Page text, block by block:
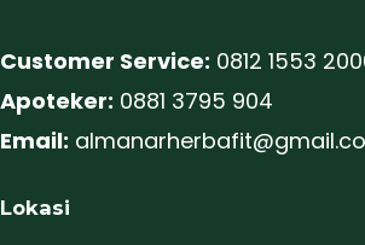
Customer Service: 0812 1553
Apoteker: 0881 3795 904
Email:
Lokasi